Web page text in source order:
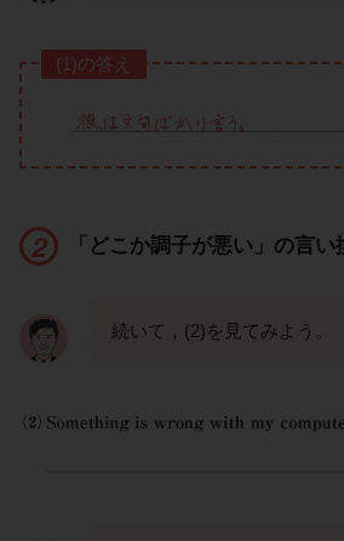
(1)の答え
「どこか調子が悪い」の言い
続いて，(2)を見てみよう。